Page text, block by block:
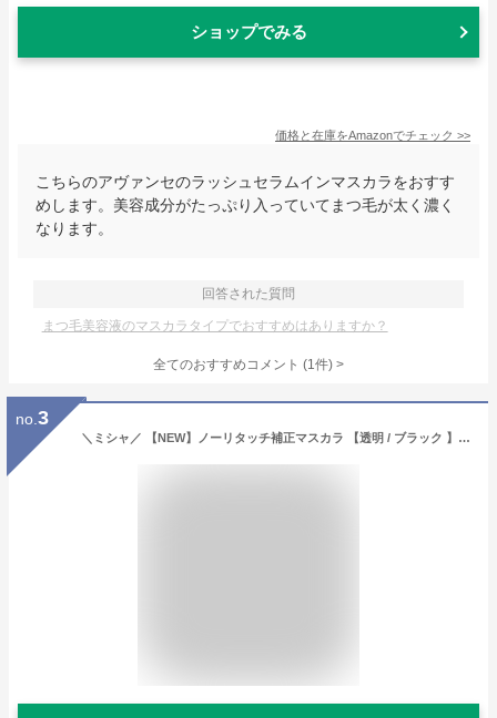
ショップでみる
価格と在庫をAmazonでチェック >>
こちらのアヴァンセのラッシュセラムインマスカラをおすす
めします。美容成分がたっぷり入っていてまつ毛が太く濃く
なります。
回答された質問
まつ毛美容液のマスカラタイプでおすすめはありますか？
全てのおすすめコメント (1件) >
no. 3
＼ミシャ／ 【NEW】ノーリタッチ補正マスカラ 【透明 / ブラック 】9.5g / ノーリタッチラッシュセラム 10g / まつ毛美容液 / マスカラ下地 / トップコート / カールキープ / アイメイク / 韓国コスメ / MISSHA / No retouch mascara / No retouch Lash serum